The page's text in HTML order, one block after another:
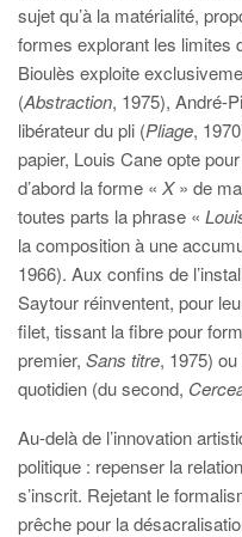
sujet qu’à la matérialité,
formes explorant les limites
Bioulès exploite
(Abstraction, 1975), André-
libérateur du pli (Pliage,
papier, Louis Cane opte
d’abord la forme « X» de
toutes parts la phrase «
la composition à une
1966). Aux confins de
Saytour réinventent, pour
filet, tissant la fibre pour
premier, Sans titre, 1975)
quotidien (du second,
Au-delà de l’innovation
politique : repenser la
s’inscrit. Rejetant le
prêche pour la